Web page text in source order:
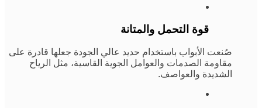
قوة التحمل والمتانة
صُنعت الأبواب باستخدام حديد عالي الجودة جعلها قادرة على
مقاومة الصدمات والعوامل الجوية القاسية، مثل الرياح
الشديدة والعواصف.